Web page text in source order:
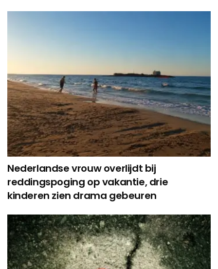
Nederlandse vrouw overlijdt bij
reddingspoging op vakantie, drie
kinderen zien drama gebeuren